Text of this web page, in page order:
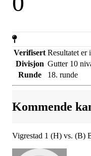
Verifisert Resultatet er
Divisjon Gutter 10
Runde
18. runde
Kommende
Vigrestad 1 (H) vs. (B)